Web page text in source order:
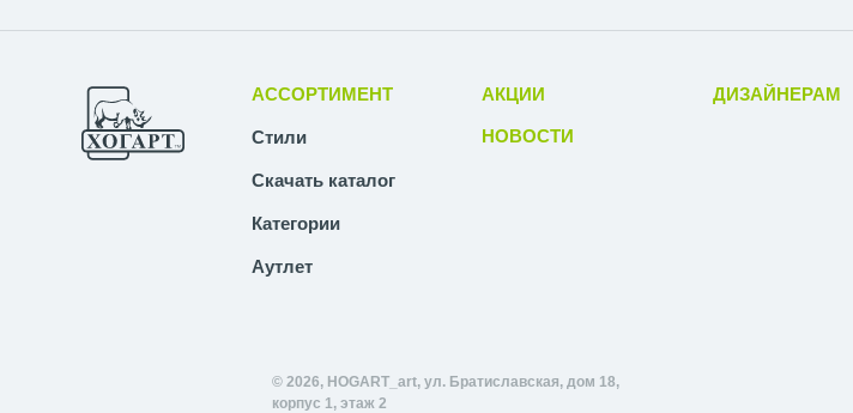
АССОРТИМЕНТ
Стили
Скачать каталог
Категории
Аутлет
АКЦИИ
НОВОСТИ
ДИЗАЙНЕРАМ
© 2026, HOGART_art, ул. Братиславская, дом 18,
корпус 1, этаж 2